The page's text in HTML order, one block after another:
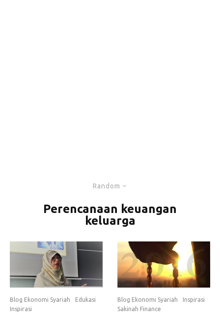
Random
Perencanaan keuangan
keluarga
Blog Ekonomi Syariah
Edukasi
Inspirasi
Blog Ekonomi Syariah
Inspirasi
Sakinah Finance